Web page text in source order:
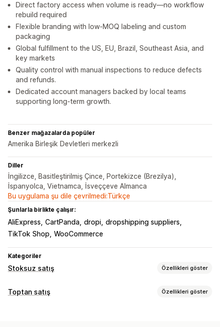
Direct factory access when volume is ready—no workflow
rebuild required
Flexible branding with low-MOQ labeling and custom
packaging
Global fulfillment to the US, EU, Brazil, Southeast Asia, and
key markets
Quality control with manual inspections to reduce defects
and refunds.
Dedicated account managers backed by local teams
supporting long-term growth.
Benzer mağazalarda popüler
Amerika Birleşik Devletleri merkezli
Diller
İngilizce, Basitleştirilmiş Çince, Portekizce (Brezilya),
İspanyolca, Vietnamca, İsveççeve Almanca
Bu uygulama şu dile çevrilmedi:Türkçe
Şunlarla birlikte çalışır:
AliExpress CartPanda dropi dropshipping suppliers
TikTok Shop WooCommerce
Kategoriler
Stoksuz satış Özellikleri göster
Satabileceğiniz ürünler
Toptan satış Özellikleri göster